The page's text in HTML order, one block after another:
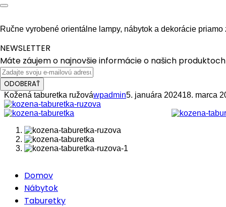
Ručne vyrobené orientálne lampy, nábytok a dekorácie priamo
NEWSLETTER
Máte záujem o najnovšie informácie o našich
ODOBERAŤ
Kožená taburetka ružováwpadmin5. januára 202418. marca
Domov
Nábytok
Taburetky